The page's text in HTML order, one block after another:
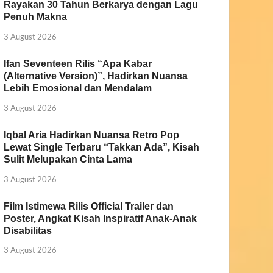
Rayakan 30 Tahun Berkarya dengan Lagu
Penuh Makna
3 August 2026
Ifan Seventeen Rilis “Apa Kabar
(Alternative Version)”, Hadirkan Nuansa
Lebih Emosional dan Mendalam
3 August 2026
Iqbal Aria Hadirkan Nuansa Retro Pop
Lewat Single Terbaru “Takkan Ada”, Kisah
Sulit Melupakan Cinta Lama
3 August 2026
Film Istimewa Rilis Official Trailer dan
Poster, Angkat Kisah Inspiratif Anak-Anak
Disabilitas
3 August 2026